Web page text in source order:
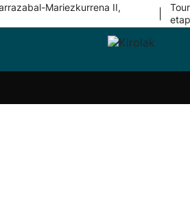
Mariezkurrena II,
Taldeak